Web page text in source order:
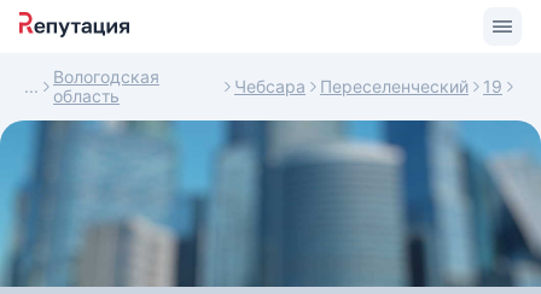
Вологодская
область
Чебсара Переселенческий 19